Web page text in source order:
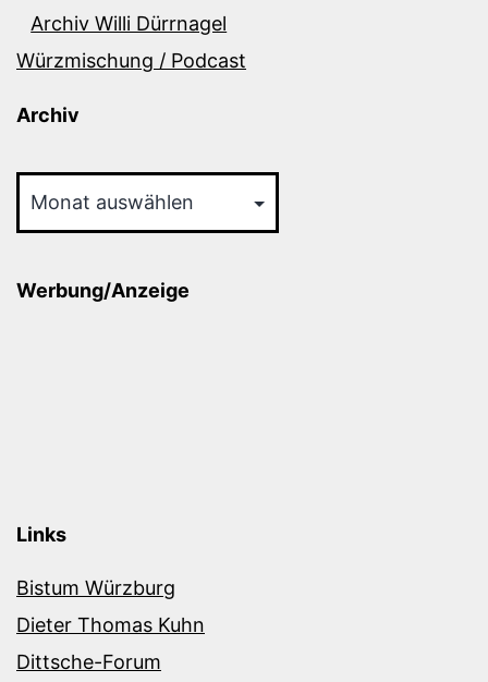
Archiv Willi Dürrnagel
Würzmischung / Podcast
Archiv
Werbung/Anzeige
Links
Bistum Würzburg
Dieter Thomas Kuhn
Dittsche-Forum